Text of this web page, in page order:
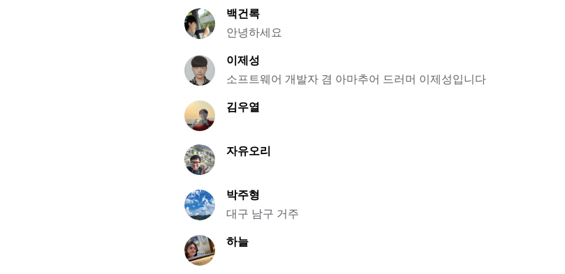
백건록
안녕하세요
이제성
소프트웨어 개발자 겸 아마추어 드러머 이제성입니다
김우열
자유오리
박주형
대구 남구 거주
하늘